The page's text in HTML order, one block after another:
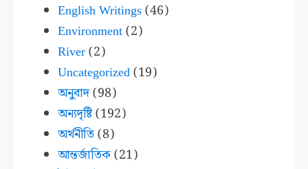
English Writings(46)
Environment(2)
River(2)
Uncategorized(19)
অনুবাদ(98)
অন্যদৃষ্টি(192)
অর্থনীতি(8)
আন্তর্জাতিক(21)